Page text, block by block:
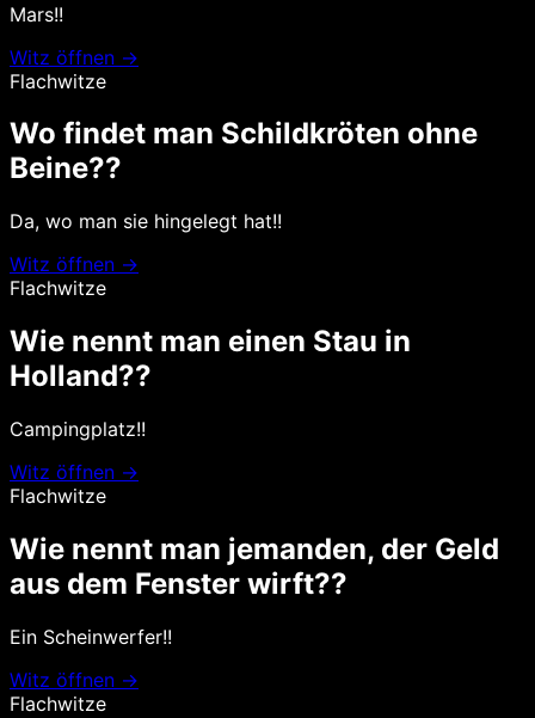
Mars!!
Witz öffnen →
Flachwitze
Wo findet man Schildkröten ohne
Beine??
Da, wo man sie hingelegt hat!!
Witz öffnen →
Flachwitze
Wie nennt man einen Stau in
Holland??
Campingplatz!!
Witz öffnen →
Flachwitze
Wie nennt man jemanden, der Geld
aus dem Fenster wirft??
Ein Scheinwerfer!!
Witz öffnen →
Flachwitze